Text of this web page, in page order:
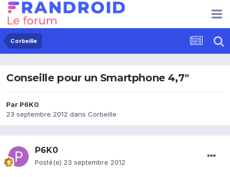
Corbeille
Conseille pour un Smartphone 4,7"
Par P6K0
23 septembre 2012 dans Corbeille
P6K0
Posté(e) 23 septembre 2012